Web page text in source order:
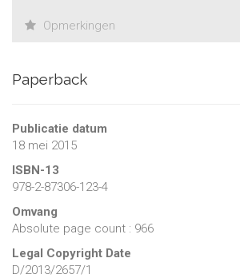
Opmerkingen
Paperback
Publicatie datum
18 mei 2015
ISBN-13
978-2-87306-123-4
Omvang
Absolute page count : 966
Legal Copyright Date
D/2013/2657/1